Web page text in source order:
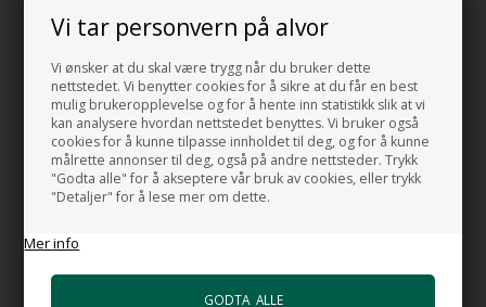
Vi tar personvern på alvor
Vi ønsker at du skal være trygg når du bruker dette
nettstedet. Vi benytter cookies for å sikre at du får en best
mulig brukeropplevelse og for å hente inn statistikk slik at vi
kan analysere hvordan nettstedet benyttes. Vi bruker også
cookies for å kunne tilpasse innholdet til deg, og for å kunne
målrette annonser til deg, også på andre nettsteder. Trykk
"Godta alle" for å akseptere vår bruk av cookies, eller trykk
"Detaljer" for å lese mer om dette.
Mer info